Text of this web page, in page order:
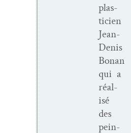
plas­
ti­cien
Jean-
Denis
Bonan
qui a
réal­
isé
des
pein­